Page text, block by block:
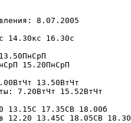
8.07.2005
14.30кс 16.30с
15.20ПнСрП
13.50ВтЧт
7.20ВтЧт 15.52ВтЧт
13.15С 17.35СВ 18.00б
12.20 13.45С 18.05СВ